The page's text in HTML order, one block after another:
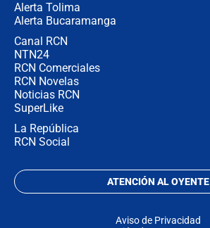
Alerta Tolima
Alerta Bucaramanga
Canal RCN
NTN24
RCN Comerciales
RCN Novelas
Noticias RCN
SuperLike
La República
RCN Social
ATENCIÓN AL OYENTE
Aviso de Privacidad